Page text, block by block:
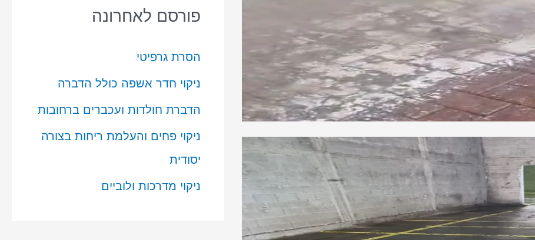
פורסם לאחרונה
הסרת גרפיטי
ניקוי חדר אשפה כולל הדברה
הדברת חולדות ועכברים ברחובות
ניקוי פחים והעלמת ריחות בצורה
יסודית
ניקוי מדרכות ולוביים